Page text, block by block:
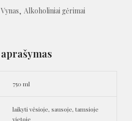
Vynas Alkoholiniai gėrimai
750 ml
laikyti vėsioje, sausoje, tamsioje
vietoje